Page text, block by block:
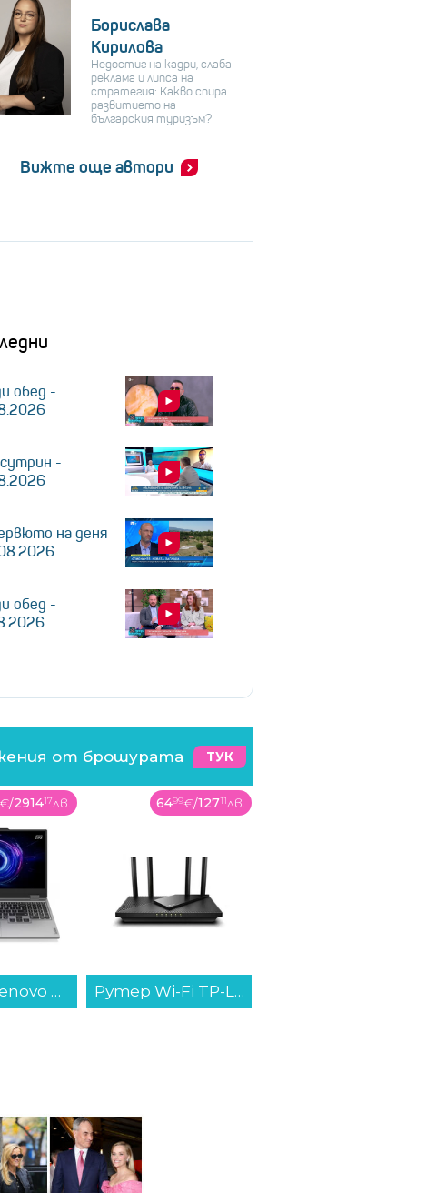
Борислава
Кирилова
Недостиг на кадри, слаба
реклама и липса на
стратегия: Какво спира
развитието на
българския туризъм?
Вижте още автори
обед -
сутрин -
на деня
обед -
от брошурата ТУК
€/291417лв.
Лаптоп Lenovo LOQ 15IRX10 83JE019ABM , 1000GB SSD , 15.60 , 24 , Intel Core i7-13645HX (14 cores) , NVIDIA GeForce RTX 5060 8GB GDDR7...
6499€/12711лв.
Рутер Wi-Fi TP-Link ARCHER AX55/AX3000...